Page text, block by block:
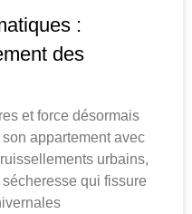
:
des
et force désormais
appartement avec
urbains,
qui fissure